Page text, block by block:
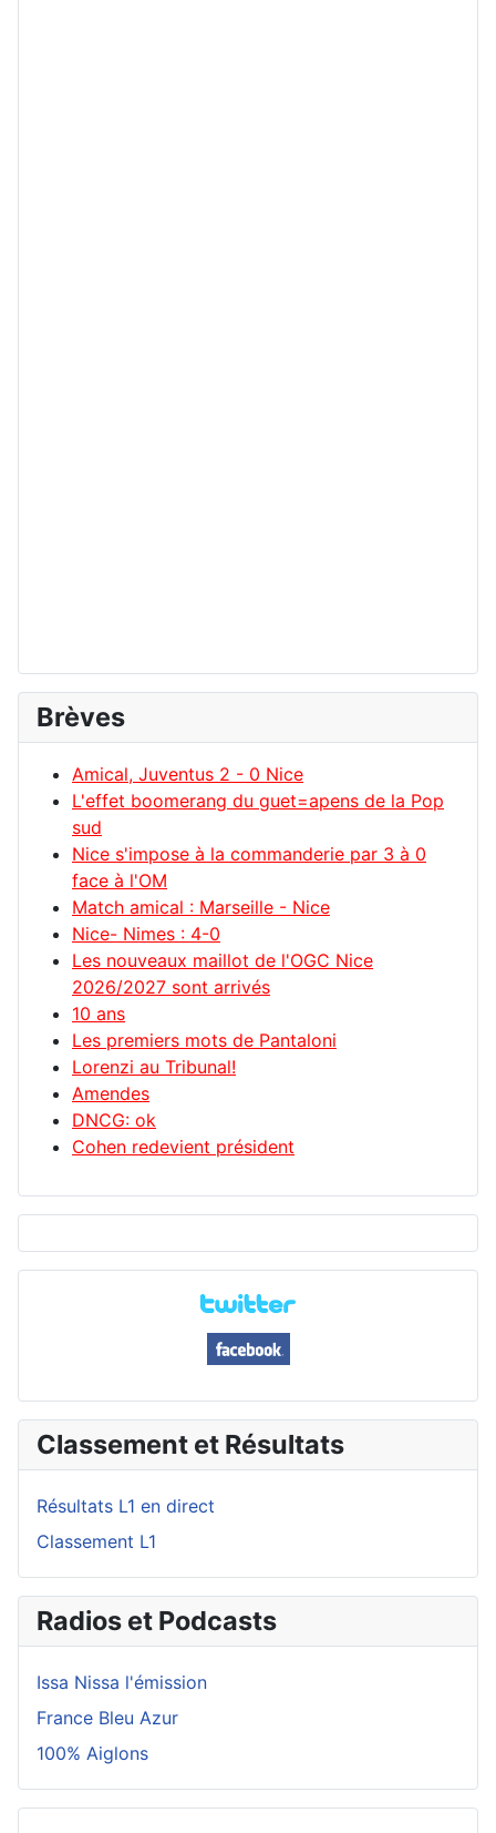
Brèves
Amical, Juventus 2 - 0 Nice
L'effet boomerang du guet=apens de la Pop
sud
Nice s'impose à la commanderie par 3 à 0
face à l'OM
Match amical : Marseille - Nice
Nice- Nimes : 4-0
Les nouveaux maillot de l'OGC Nice
2026/2027 sont arrivés
10 ans
Les premiers mots de Pantaloni
Lorenzi au Tribunal!
Amendes
DNCG: ok
Cohen redevient président
Classement et Résultats
Résultats L1 en direct
Classement L1
Radios et Podcasts
Issa Nissa l'émission
France Bleu Azur
100% Aiglons